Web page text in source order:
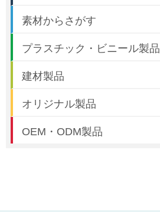
素材からさがす
プラスチック・ビニール製品
建材製品
オリジナル製品
OEM・ODM製品